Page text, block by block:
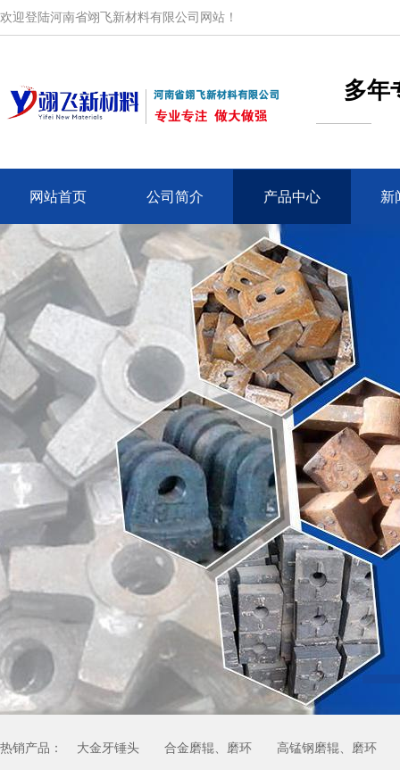
欢迎登陆河南省翊飞新材料有限公司网站！
多年
网站首页 公司简介 产品中心 新
热销产品： 大金牙锤头 合金磨辊、磨环 高锰钢磨辊、磨环